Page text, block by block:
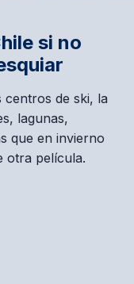
cerca
realizar
kilómetros de
una excursión
semana.